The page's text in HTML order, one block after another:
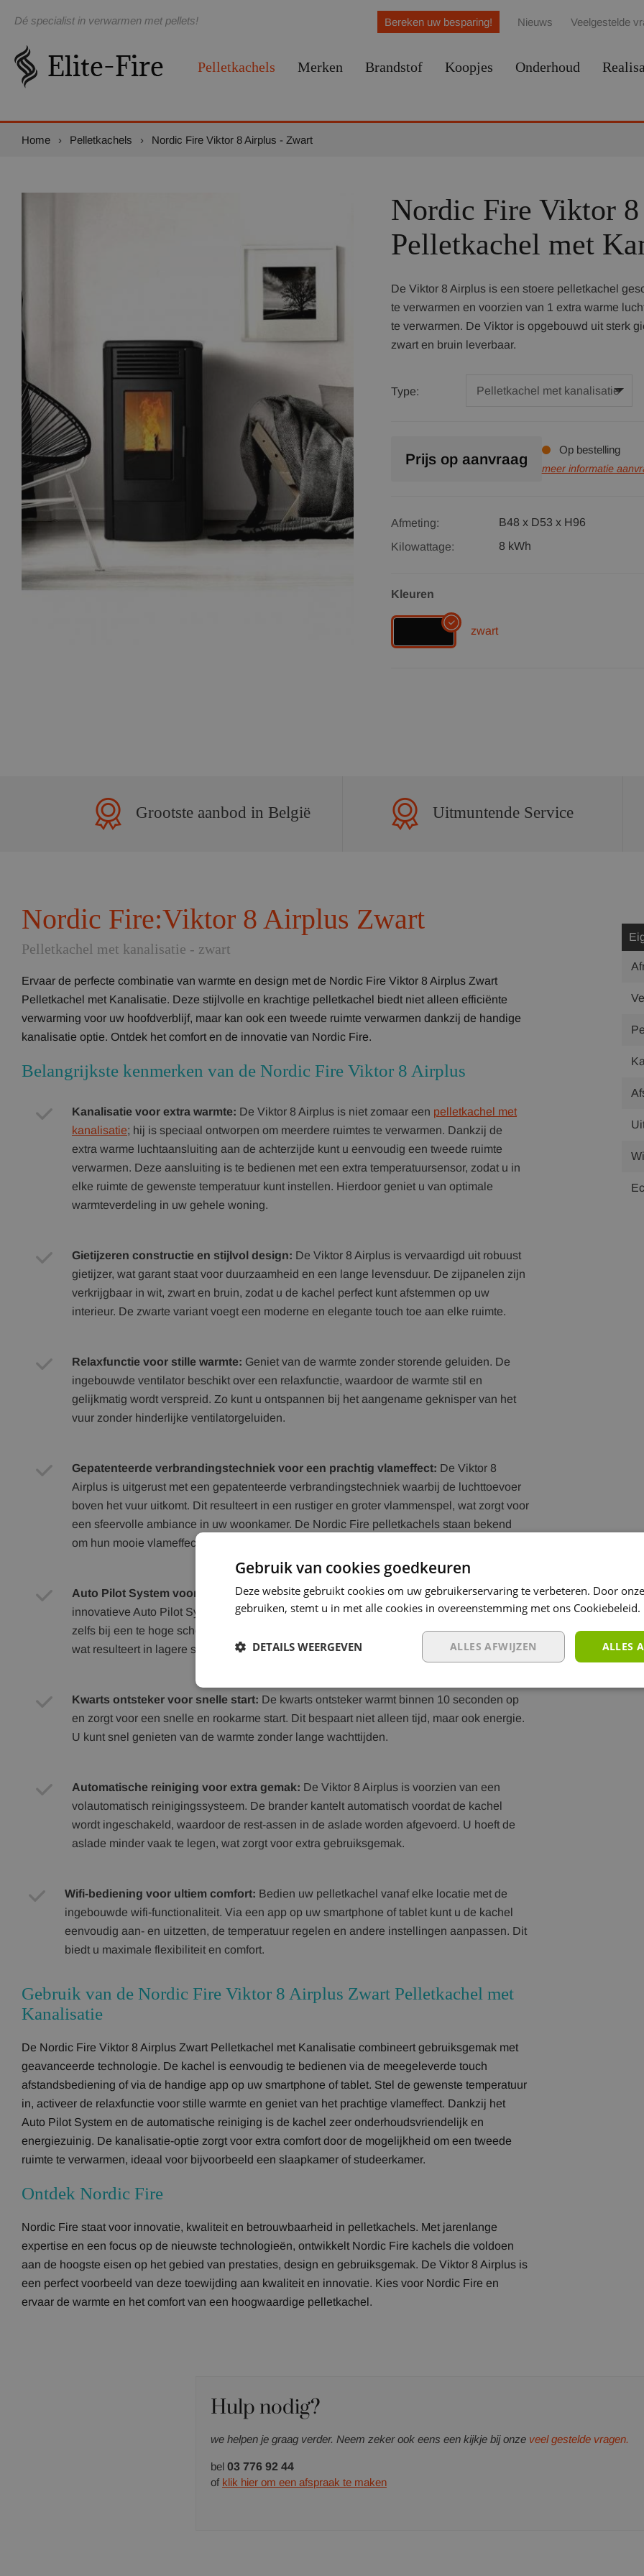
Pelletkachels Merken Brandstof Koopjes Onderhoud
Dé specialist in verwarmen met pellets! Bereken uw besparing! Nieuws Veelgestelde
Home › Pelletkachels › Nordic Fire Viktor 8 Airplus - Zwart
Nordic Fire Viktor
Pelletkachel met
De Viktor 8 Airplus is een stoere pelletkachel
te verwarmen en voorzien van 1 extra warme
te verwarmen. De Viktor is opgebouwd uit sterk
zwart en bruin leverbaar.
Type:
Prijs op aanvraag
Op bestelling
meer informatie
Afmeting:
B48 x D53 x H96
Kilowattage:
8 kWh
Kleuren
zwart
Grootste aanbod in België Uitmuntende Service
Nordic Fire:Viktor 8 Airplus Zwart
Pelletkachel met kanalisatie - zwart
Ervaar de perfecte combinatie van warmte en design met de Nordic Fire Viktor 8 Airplus Zwart
Pelletkachel met Kanalisatie. Deze stijlvolle en krachtige pelletkachel biedt niet alleen efficiënte
verwarming voor uw hoofdverblijf, maar kan ook een tweede ruimte verwarmen dankzij de handige
kanalisatie optie. Ontdek het comfort en de innovatie van Nordic Fire.
Belangrijkste kenmerken van de Nordic Fire Viktor 8 Airplus
Kanalisatie voor extra warmte: De Viktor 8 Airplus is niet zomaar een pelletkachel met
kanalisatie; hij is speciaal ontworpen om meerdere ruimtes te verwarmen. Dankzij de
extra warme luchtaansluiting aan de achterzijde kunt u eenvoudig een tweede ruimte
verwarmen. Deze aansluiting is te bedienen met een extra temperatuursensor, zodat u in
elke ruimte de gewenste temperatuur kunt instellen. Hierdoor geniet u van optimale
warmteverdeling in uw gehele woning.
Gietijzeren constructie en stijlvol design: De Viktor 8 Airplus is vervaardigd uit robuust
gietijzer, wat garant staat voor duurzaamheid en een lange levensduur. De zijpanelen zijn
verkrijgbaar in wit, zwart en bruin, zodat u de kachel perfect kunt afstemmen op uw
interieur. De zwarte variant voegt een moderne en elegante touch toe aan elke ruimte.
Relaxfunctie voor stille warmte: Geniet van de warmte zonder storende geluiden. De
ingebouwde ventilator beschikt over een relaxfunctie, waardoor de warmte stil en
gelijkmatig wordt verspreid. Zo kunt u ontspannen bij het aangename geknisper van het
vuur zonder hinderlijke ventilatorgeluiden.
Gepatenteerde verbrandingstechniek voor een prachtig vlameffect: De Viktor 8
Airplus is uitgerust met een gepatenteerde verbrandingstechniek waarbij de luchttoevoer
boven het vuur uitkomt. Dit resulteert in een rustiger en groter vlammenspel, wat zorgt voor
een sfeervolle ambiance in uw woonkamer. De Nordic Fire pelletkachels staan bekend
om hun mooie vlameffect, en de Viktor 8 Airplus is daarop geen uitzondering.
Auto Pilot System voor optimaal rendement:Bespaar op uw pelletverbruik dankzij het
innovatieve Auto Pilot System. Dit systeem zorgt ervoor dat het rendement optimaal blijft,
zelfs bij een te hoge schoorsteentrek. U kunt langer verwarmen met één vulling pellets,
wat resulteert in lagere stookkosten en minder impact op het milieu.
Kwarts ontsteker voor snelle start: De kwarts ontsteker warmt binnen 10 seconden op
en zorgt voor een snelle en rookarme start. Dit bespaart niet alleen tijd, maar ook energie.
U kunt snel genieten van de warmte zonder lange wachttijden.
Automatische reiniging voor extra gemak: De Viktor 8 Airplus is voorzien van een
volautomatisch reinigingssysteem. De brander kantelt automatisch voordat de kachel
wordt ingeschakeld, waardoor de rest-assen in de aslade worden afgevoerd. U hoeft de
aslade minder vaak te legen, wat zorgt voor extra gebruiksgemak.
Wifi-bediening voor ultiem comfort: Bedien uw pelletkachel vanaf elke locatie met de
ingebouwde wifi-functionaliteit. Via een app op uw smartphone of tablet kunt u de kachel
eenvoudig aan- en uitzetten, de temperatuur regelen en andere instellingen aanpassen. Dit
biedt u maximale flexibiliteit en comfort.
Gebruik van de Nordic Fire Viktor 8 Airplus Zwart Pelletkachel met
Kanalisatie
De Nordic Fire Viktor 8 Airplus Zwart Pelletkachel met Kanalisatie combineert gebruiksgemak met
geavanceerde technologie. De kachel is eenvoudig te bedienen via de meegeleverde touch
afstandsbediening of via de handige app op uw smartphone of tablet. Stel de gewenste temperatuur
in, activeer de relaxfunctie voor stille warmte en geniet van het prachtige vlameffect. Dankzij het
Auto Pilot System en de automatische reiniging is de kachel zeer onderhoudsvriendelijk en
energiezuinig. De kanalisatie-optie zorgt voor extra comfort door de mogelijkheid om een tweede
ruimte te verwarmen, ideaal voor bijvoorbeeld een slaapkamer of studeerkamer.
Ontdek Nordic Fire
Nordic Fire staat voor innovatie, kwaliteit en betrouwbaarheid in pelletkachels. Met jarenlange
expertise en een focus op de nieuwste technologieën, ontwikkelt Nordic Fire kachels die voldoen
aan de hoogste eisen op het gebied van prestaties, design en gebruiksgemak. De Viktor 8 Airplus is
een perfect voorbeeld van deze toewijding aan kwaliteit en innovatie. Kies voor Nordic Fire en
ervaar de warmte en het comfort van een hoogwaardige pelletkachel.
Hulp nodig?
we helpen je graag verder. Neem zeker ook eens een kijkje bij onze veel gestelde vragen.
bel 03 776 92 44
of klik hier om een afspraak te maken
Gebruik van cookies goedkeuren
Deze website gebruikt cookies om uw gebruikerservaring te verbeteren. Door
gebruiken, stemt u in met alle cookies in overeenstemming met ons Cookiebeleid.
ALLES
ALLES AFWIJZEN
DETAILS WEERGEVEN